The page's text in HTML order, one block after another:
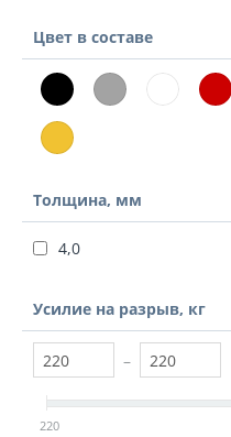
Цвет в составе
Толщина, мм
4,0
Усилие на разрыв, кг
–
220